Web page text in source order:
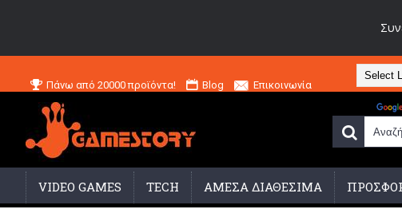
Πάνω από 20000 προϊόντα! Blog
Επικοινωνία
VIDEO GAMES TECH ΑΜΕΣΑ ΔΙΑΘΕΣΙΜΑ